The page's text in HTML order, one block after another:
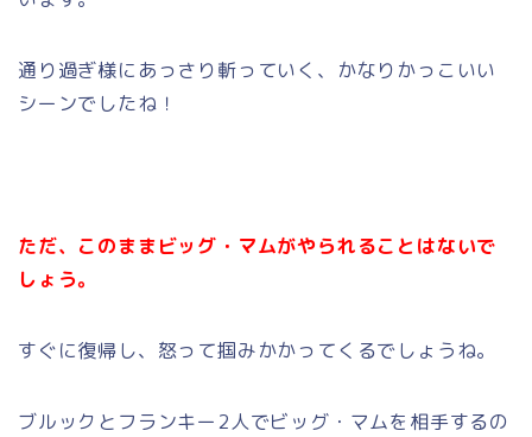
通り過ぎ様にあっさり斬っていく、かなりかっこいい
シーンでしたね！
ただ、このままビッグ・マムがやられることはないで
しょう。
すぐに復帰し、怒って掴みかかってくるでしょうね。
ブルックとフランキー2人でビッグ・マムを相手するの